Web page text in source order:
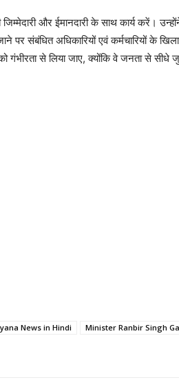
जिम्मेदारी और ईमानदारी के साथ कार्य करें।
पर संबंधित अधिकारियों एवं कर्मचारियों के
गंभीरता से लिया जाए, क्योंकि वे जनता से
News in Hindi Minister Ranbir Singh